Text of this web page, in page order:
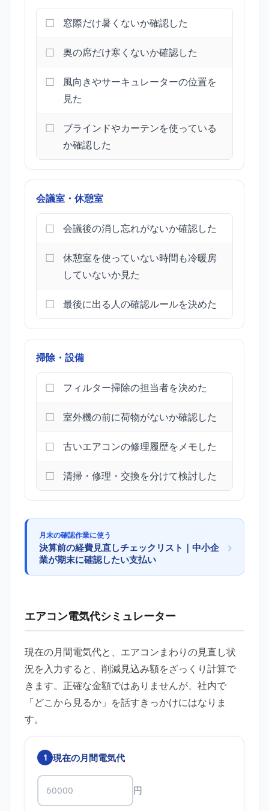
窓際だけ暑くないか確認した
奥の席だけ寒くないか確認した
風向きやサーキュレーターの位置を
見た
ブラインドやカーテンを使っている
か確認した
会議室・休憩室
会議後の消し忘れがないか確認した
休憩室を使っていない時間も冷暖房
していないか見た
最後に出る人の確認ルールを決めた
掃除・設備
フィルター掃除の担当者を決めた
室外機の前に荷物がないか確認した
古いエアコンの修理履歴をメモした
清掃・修理・交換を分けて検討した
月末の確認作業に使う
決算前の経費見直しチェックリスト｜中小企
業が期末に確認したい支払い
›
エアコン電気代シミュレーター
現在の月間電気代と、エアコンまわりの見直し状
況を入力すると、削減見込み額をざっくり計算で
きます。正確な金額ではありませんが、社内で
「どこから見るか」を話すきっかけにはなりま
す。
1 現在の月間電気代
円